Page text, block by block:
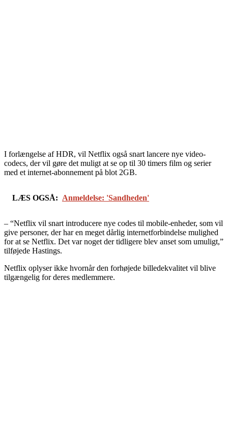
I forlængelse af HDR, vil Netflix også snart lancere nye video-
codecs, der vil gøre det muligt at se op til 30 timers film og serier
med et internet-abonnement på blot 2GB.
LÆS OGSÅ: Anmeldelse: 'Sandheden'
– “Netflix vil snart introducere nye codes til mobile-enheder, som vil
give personer, der har en meget dårlig internetforbindelse mulighed
for at se Netflix. Det var noget der tidligere blev anset som umuligt,”
tilføjede Hastings.
Netflix oplyser ikke hvornår den forhøjede billedekvalitet vil blive
tilgængelig for deres medlemmere.